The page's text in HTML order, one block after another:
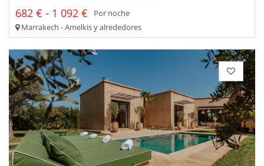
682 € - 1 092 €
Por noche
Marrakech - Amelkis y alrededores